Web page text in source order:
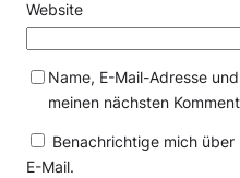
Website
Name, E-Mail-Adresse
meinen nächsten
Benachrichtige mich
E-Mail.